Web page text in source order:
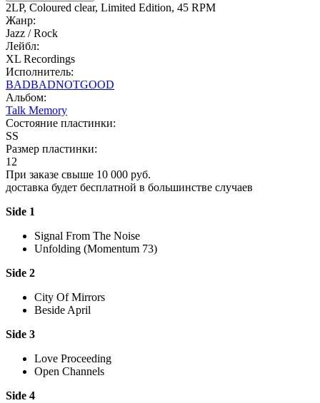
2LP, Coloured clear, Limited Edition, 45 RPM
Жанр:
Jazz / Rock
Лейбл:
XL Recordings
Исполнитель:
BADBADNOTGOOD
Альбом:
Talk Memory
Состояние пластинки:
SS
Размер пластинки:
12
При заказе свыше 10 000 руб.
доставка будет бесплатной в большинстве случаев
Side 1
Signal From The Noise
Unfolding (Momentum 73)
Side 2
City Of Mirrors
Beside April
Side 3
Love Proceeding
Open Channels
Side 4